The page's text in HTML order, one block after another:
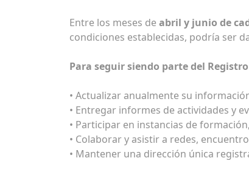
Entre los meses de abril y junio de
condiciones establecidas, podría ser
Para seguir siendo parte del
• Actualizar anualmente su
• Entregar informes de actividades y
• Participar en instancias de
• Colaborar y asistir a redes,
• Mantener una dirección única